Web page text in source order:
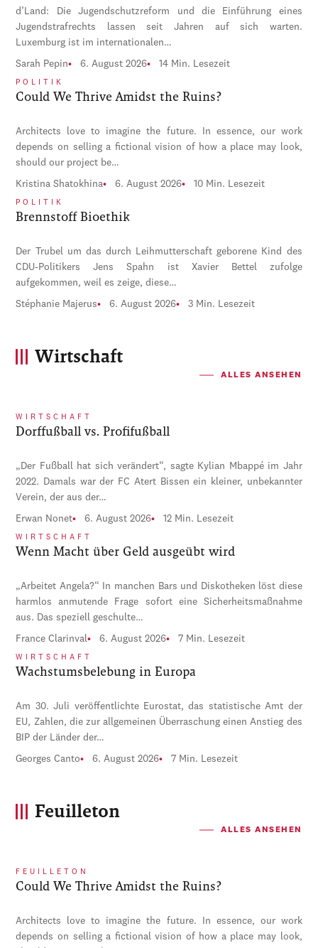
d’Land: Die Jugendschutzreform und die Einführung eines
Jugendstrafrechts lassen seit Jahren auf sich warten.
Luxemburg ist im internationalen…
Sarah Pepin 6. August 2026 14 Min. Lesezeit
POLITIK
Could We Thrive Amidst the Ruins?
Architects love to imagine the future. In essence, our work
depends on selling a fictional vision of how a place may look,
should our project be…
Kristina Shatokhina 6. August 2026 10 Min. Lesezeit
POLITIK
Brennstoff Bioethik
Der Trubel um das durch Leihmutterschaft geborene Kind des
CDU-Politikers Jens Spahn ist Xavier Bettel zufolge
aufgekommen, weil es zeige, diese…
Stéphanie Majerus 6. August 2026 3 Min. Lesezeit
Wirtschaft
ALLES ANSEHEN
WIRTSCHAFT
Dorffußball vs. Profifußball
„Der Fußball hat sich verändert“, sagte Kylian Mbappé im Jahr
2022. Damals war der FC Atert Bissen ein kleiner, unbekannter
Verein, der aus der…
Erwan Nonet 6. August 2026 12 Min. Lesezeit
WIRTSCHAFT
Wenn Macht über Geld ausgeübt wird
„Arbeitet Angela?“ In manchen Bars und Diskotheken löst diese
harmlos anmutende Frage sofort eine Sicherheitsmaßnahme
aus. Das speziell geschulte…
France Clarinval 6. August 2026 7 Min. Lesezeit
WIRTSCHAFT
Wachstumsbelebung in Europa
Am 30. Juli veröffentlichte Eurostat, das statistische Amt der
EU, Zahlen, die zur allgemeinen Überraschung einen Anstieg des
BIP der Länder der…
Georges Canto 6. August 2026 7 Min. Lesezeit
Feuilleton
ALLES ANSEHEN
FEUILLETON
Could We Thrive Amidst the Ruins?
Architects love to imagine the future. In essence, our work
depends on selling a fictional vision of how a place may look,